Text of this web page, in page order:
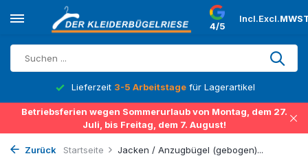
4/5
Incl.Excl.
Lieferzeit 3-5 Arbeitstage für Lagerartikel
Betriebsferien wegen Sommerurlaub von Montag, dem 27.
Juli, bis Freitag, dem 7. August!
Zurück Startseite Jacken / Anzugbügel (gebogen)...